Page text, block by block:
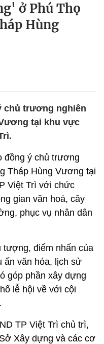
ở Phú Thọ
Hùng
chủ trương nghiên
tại khu vực
đồng ý chủ trương
Tháp Hùng Vương tại
Việt Trì với chức
gian văn hoá, cây
phục vụ nhân dân
tượng, điểm nhấn của
ấn văn hóa, lịch sử
góp phần xây dựng
lễ hội về với cội
TP Việt Trì chủ trì,
Xây dựng và các cơ